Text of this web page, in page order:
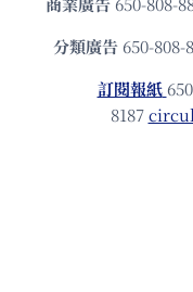
分類廣告 650-808-
訂閱報紙
8187